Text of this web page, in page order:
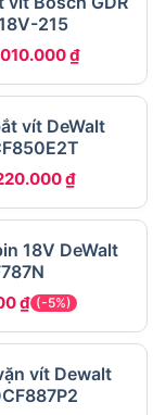
này ảnh
đầu.
máy hay
215
₫
vít DeWalt
₫
18V DeWalt
₫ (-5%)
vít Dewalt